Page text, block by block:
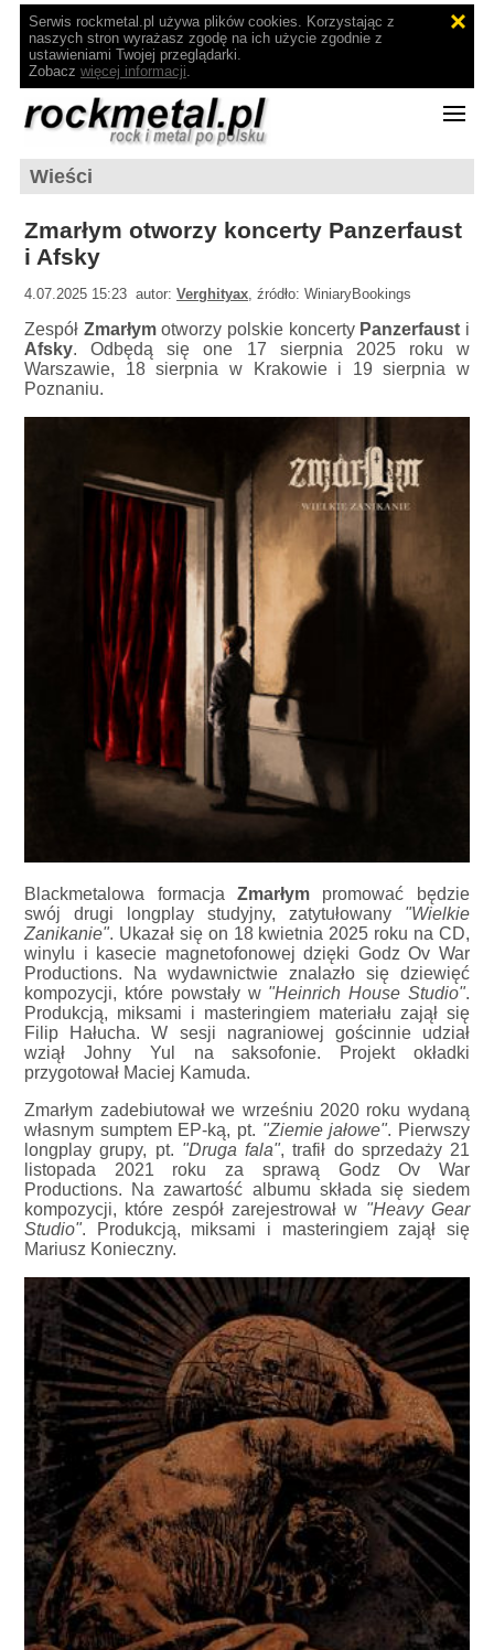
Serwis rockmetal.pl używa plików cookies. Korzystając z
naszych stron wyrażasz zgodę na ich użycie zgodnie z
ustawieniami Twojej przeglądarki.
Zobacz więcej informacji.
Wieści
Zmarłym otworzy koncerty Panzerfaust
i Afsky
4.07.2025 15:23 autor:Verghityax, źródło: WiniaryBookings
Zespół Zmarłymotworzy polskie koncerty Panzerfaust i
Afsky. Odbędą się one 17 sierpnia 2025 roku w
Warszawie, 18 sierpnia w Krakowie i 19 sierpnia w
Poznaniu.
Blackmetalowa formacja Zmarłym promować będzie
swój drugi longplay studyjny, zatytułowany "Wielkie
Zanikanie". Ukazał się on 18 kwietnia 2025 roku na CD,
winylu i kasecie magnetofonowej dzięki Godz Ov War
Productions. Na wydawnictwie znalazło się dziewięć
kompozycji, które powstały w "Heinrich House Studio".
Produkcją, miksami i masteringiem materiału zajął się
Filip Hałucha. W sesji nagraniowej gościnnie udział
wziął Johny Yul na saksofonie. Projekt okładki
przygotował Maciej Kamuda.
Zmarłym zadebiutował we wrześniu 2020 roku wydaną
własnym sumptem EP-ką, pt. "Ziemie jałowe". Pierwszy
longplay grupy, pt. "Druga fala", trafił do sprzedaży 21
listopada 2021 roku za sprawą Godz Ov War
Productions. Na zawartość albumu składa się siedem
kompozycji, które zespół zarejestrował w "Heavy Gear
Studio". Produkcją, miksami i masteringiem zajął się
Mariusz Konieczny.